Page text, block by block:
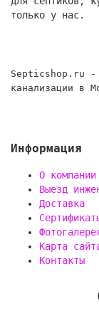
только у нас.
Septicshop.ru -
канализации в
Информация
О компании
Выезд
Доставка
Карта
Контакты